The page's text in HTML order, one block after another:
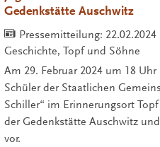
Gedenkstätte Auschwitz
Pressemitteilung: 22.02.2024
Geschichte, Topf und Söhne
Am 29. Februar 2024 um 18
Schüler der Staatlichen
Schiller“ im Erinnerungsort
der Gedenkstätte Auschwitz
vor.